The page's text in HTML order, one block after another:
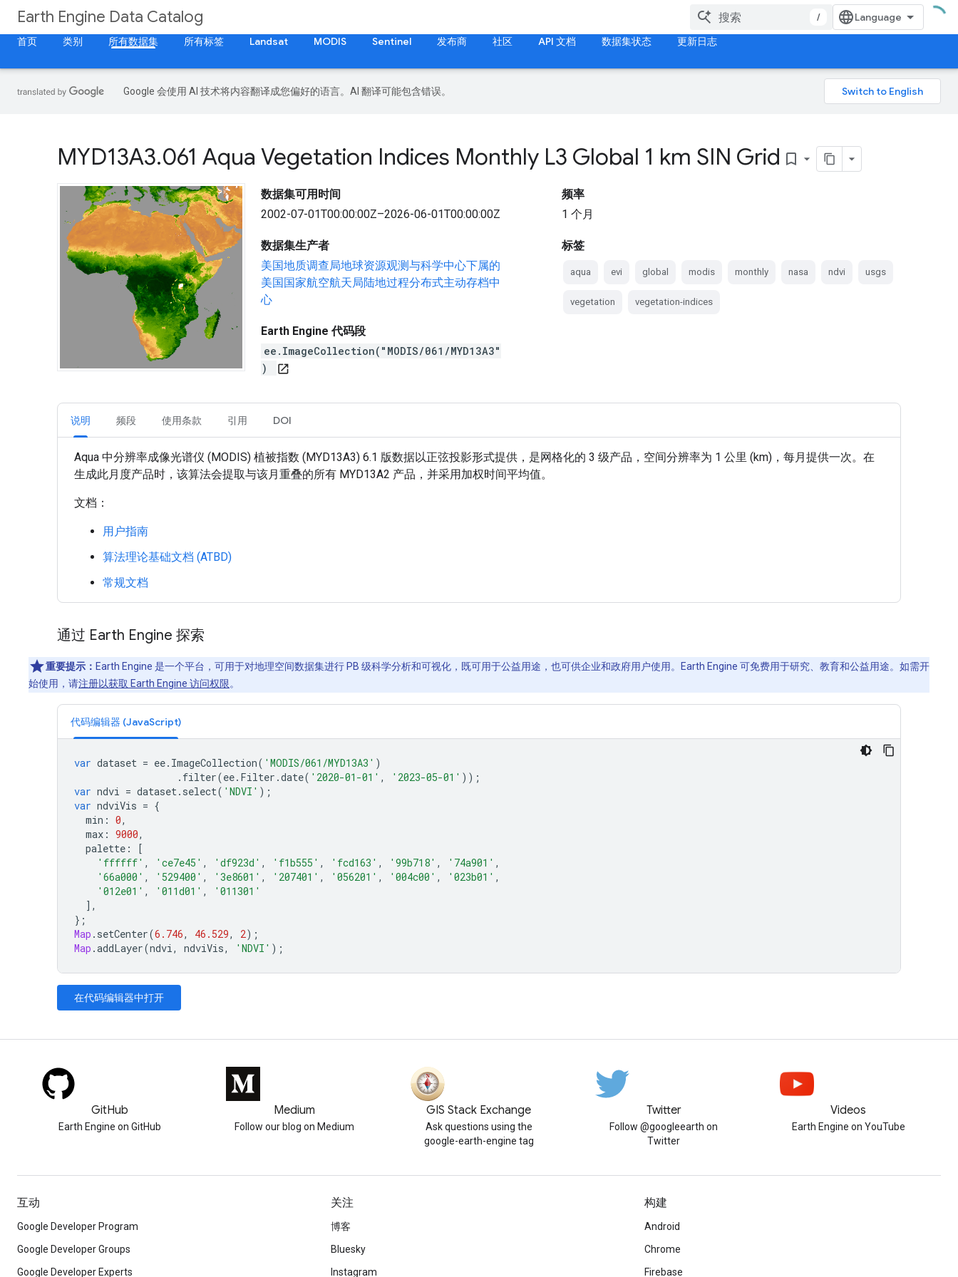
Earth Engine Data Catalog
/
首页
类别 所有数据集 所有标签 Landsat MODIS Sentinel 发布商 社区 API 文档 数据集状态 更新日志
Google 会使用 AI 技术将内容翻译成您偏好的语言。AI 翻译可能包含错误。
MYD13A3.061 Aqua Vegetation Indices Monthly L3 Global 1 km SIN Grid bookmark_border
数据集可用时间
2002-07-01T00:00:00Z–2026-06-01T00:00:00Z
数据集生产者
美国地质调查局地球资源观测与科学中心下属的
美国国家航空航天局陆地过程分布式主动存档中
心
Earth Engine 代码段
ee.ImageCollection("MODIS/061/MYD13A3"
)
open_in_new
频率
1 个月
标签
aqua evi global modis monthly nasa ndvi usgs
vegetation vegetation-indices
说明 频段 使用条款 引用 DOI
Aqua 中分辨率成像光谱仪 (MODIS) 植被指数 (MYD13A3) 6.1 版数据以正弦投影形式提供，是网格化的 3 级产品，空间分辨率为 1 公里 (km)，每月提供一次。在
生成此月度产品时，该算法会提取与该月重叠的所有 MYD13A2 产品，并采用加权时间平均值。
文档：
用户指南
算法理论基础文档 (ATBD)
常规文档
通过 Earth Engine 探索
重要提示： Earth Engine 是一个平台，可用于对地理空间数据集进行 PB 级科学分析和可视化，既可用于公益用途，也可供企业和政府用户使用。Earth Engine 可免费用于研究、教育和公益用途。如需开
始使用，请注册以获取 Earth Engine 访问权限。
代码编辑器 (JavaScript)
var dataset = ee. ImageCollection( 'MODIS/061/MYD13A3' )
. filter(ee. Filter .date( '2020-01-01' , '2023-05-01' ));
var ndvi = dataset. select( 'NDVI' );
var ndviVis = {
min : 0,
max : 9000,
palette :
[
'ffffff' , 'ce7e45' , 'df923d' , 'f1b555' , 'fcd163' , '99b718' , '74a901' ,
'66a000' , '529400' , '3e8601' , '207401' , '056201' , '004c00' , '023b01' ,
'012e01' , '011d01' ,
'011301'
],
};
Map . setCenter(6.746, 46.529, 2);
Map .addLayer(ndvi, ndviVis, 'NDVI' );
在代码编辑器中打开
GitHub
Earth Engine on GitHub
Medium
Follow our blog on Medium
GIS Stack Exchange
Ask questions using the
google-earth-engine tag
Twitter
Follow @googleearth on
Twitter
Videos
Earth Engine on YouTube
互动
Google Developer Program
Google Developer Groups
Google Developer Experts
关注
博客
Bluesky
Instagram
构建
Android
Chrome
Firebase